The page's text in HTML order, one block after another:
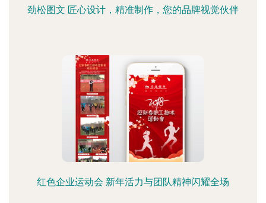
劲松图文 匠心设计，精准制作，您的品牌视觉伙伴
红色企业运动会 新年活力与团队精神闪耀全场